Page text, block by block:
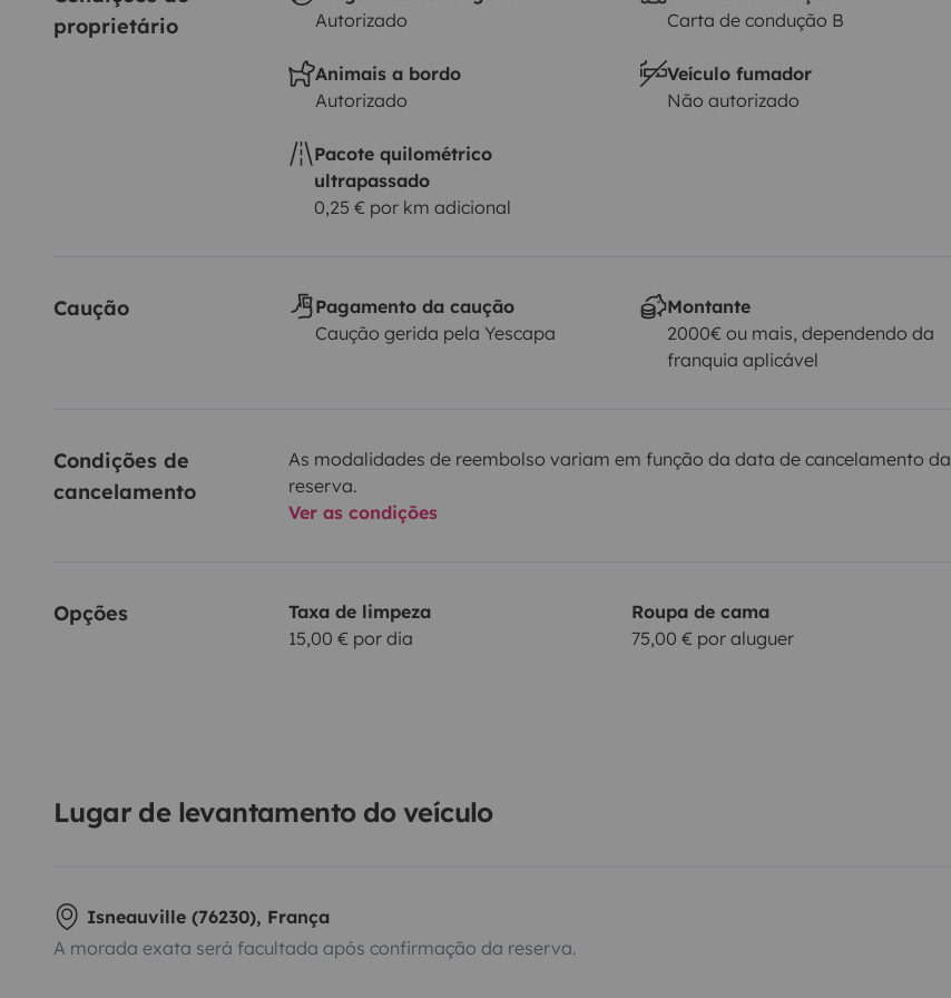
proprietário
Autorizado
Carta de condução B
Animais a bordo
Autorizado
Veículo fumador
Não autorizado
Pacote quilométrico
ultrapassado
0,25 € por km adicional
Caução
Pagamento da caução
Caução gerida pela Yescapa
Montante
2000€ ou mais, dependendo da
franquia aplicável
Condições de
cancelamento
As modalidades de reembolso variam em função da data de cancelamento da
reserva.
Ver as condições
Opções
Taxa de limpeza
15,00 € por dia
Roupa de cama
75,00 € por aluguer
Lugar de levantamento do veículo
Isneauville (76230), França
A morada exata será facultada após confirmação da reserva.